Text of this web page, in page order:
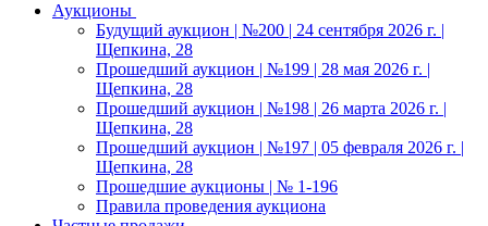
Аукционы
Будущий аукцион | №200 | 24 сентября 2026 г. |
Щепкина, 28
Прошедший аукцион | №199 | 28 мая 2026 г. |
Щепкина, 28
Прошедший аукцион | №198 | 26 марта 2026 г. |
Щепкина, 28
Прошедший аукцион | №197 | 05 февраля 2026 г. |
Щепкина, 28
Прошедшие аукционы | № 1-196
Правила проведения аукциона